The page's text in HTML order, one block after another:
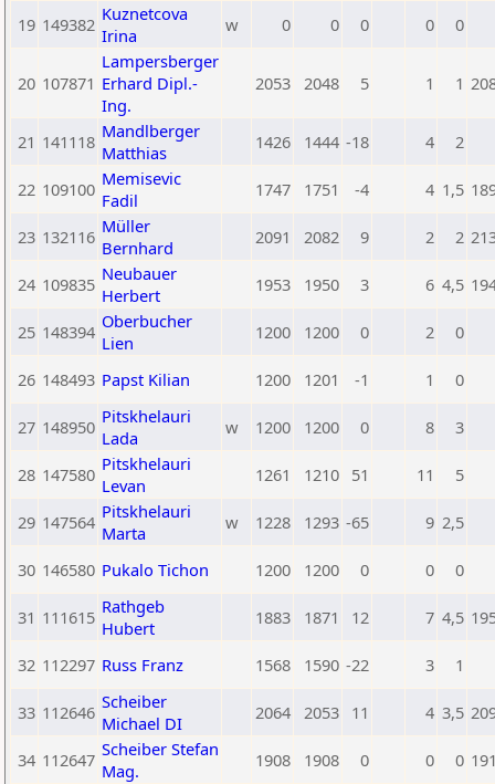
19 149382 Kuznetcova
Irina
w 0 0 0 0 0
20 107871
Lampersberger
Erhard Dipl.-
Ing.
2053 2048 5 1 1
21 141118 Mandlberger
Matthias
1426 1444 -18 4 2
22 109100 Memisevic
Fadil
1747 1751 -4 4 1,5
23 132116 Müller
Bernhard
2091 2082 9 2 2
24 109835 Neubauer
Herbert
1953 1950 3 6 4,5
25 148394 Oberbucher
Lien
1200 1200 0 2 0
26 148493 Papst Kilian 1200 1201 -1 1 0
27 148950 Pitskhelauri
Lada
w 1200 1200 0 8 3
28 147580 Pitskhelauri
Levan
1261 1210 51 11 5
29 147564 Pitskhelauri
Marta
w 1228 1293 -65 9 2,5
30 146580 Pukalo Tichon 1200 1200 0 0 0
31 111615 Rathgeb
Hubert
1883 1871 12 7 4,5
32 112297 Russ Franz 1568 1590 -22 3 1
33 112646 Scheiber
Michael DI
2064 2053 11 4 3,5
34 112647 Scheiber Stefan
Mag.
1908 1908 0 0 0